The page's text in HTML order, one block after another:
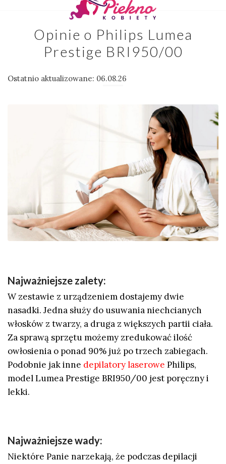
Opinie o Philips Lumea
Prestige BRI950/00
Ostatnio aktualizowane: 06.08.26
Najważniejsze zalety:
W zestawie z urządzeniem dostajemy dwie
nasadki. Jedna służy do usuwania niechcianych
włosków z twarzy, a druga z większych partii ciała.
Za sprawą sprzętu możemy zredukować ilość
owłosienia o ponad 90% już po trzech zabiegach.
Podobnie jak inne depilatory laserowe Philips,
model Lumea Prestige BRI950/00 jest poręczny i
lekki.
Najważniejsze wady:
Niektóre Panie narzekają, że podczas depilacji